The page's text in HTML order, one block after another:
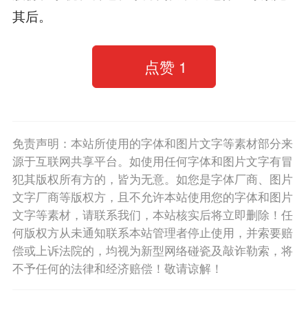
其后。
点赞 1
免责声明：本站所使用的字体和图片文字等素材部分来
源于互联网共享平台。如使用任何字体和图片文字有冒
犯其版权所有方的，皆为无意。如您是字体厂商、图片
文字厂商等版权方，且不允许本站使用您的字体和图片
文字等素材，请联系我们，本站核实后将立即删除！任
何版权方从未通知联系本站管理者停止使用，并索要赔
偿或上诉法院的，均视为新型网络碰瓷及敲诈勒索，将
不予任何的法律和经济赔偿！敬请谅解！